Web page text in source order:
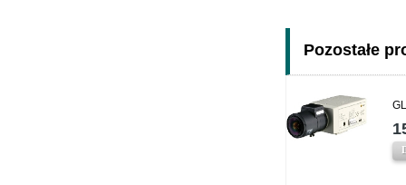
Pozostałe